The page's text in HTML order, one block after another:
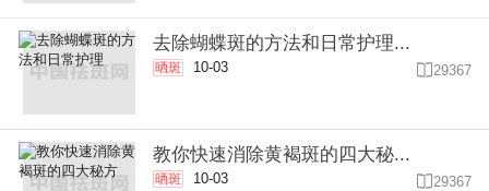
去除蝴蝶斑的方法和日常护理...
晒斑 10-03 29367
教你快速消除黄褐斑的四大秘...
晒斑 10-03  29367